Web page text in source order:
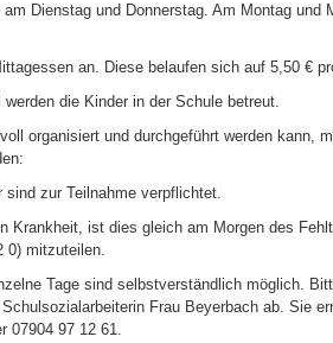
Dienstag und Donnerstag. Am Montag und
an. Diese belaufen sich auf 5,50 €
die Kinder in der Schule betreut.
organisiert und durchgeführt werden kann,
zur Teilnahme verpflichtet.
ist dies gleich am Morgen des
0) mitzuteilen.
Tage sind selbstverständlich möglich.
Frau Beyerbach ab. Sie
07904 97 12 61.